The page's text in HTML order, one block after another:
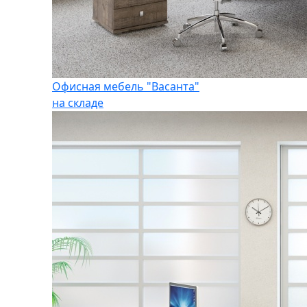
Офисная мебель "Васанта"
на складе